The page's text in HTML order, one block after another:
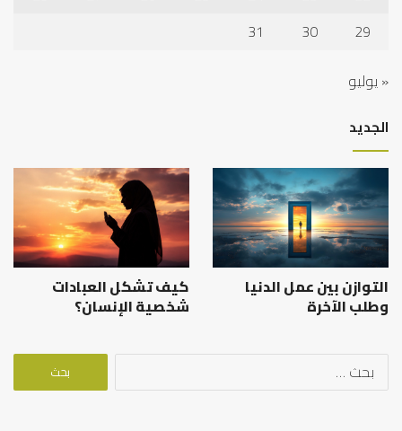
29
30
31
« يوليو
الجديد
التوازن بين عمل الدنيا
وطلب الآخرة
كيف تشكل العبادات
شخصية الإنسان؟
البحث